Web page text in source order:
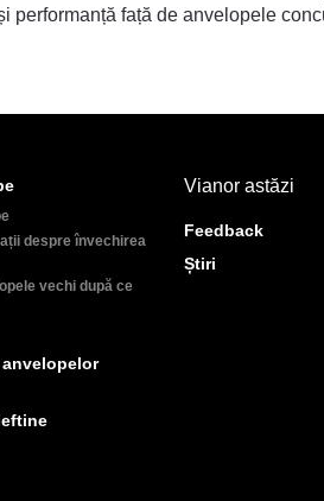
performanță față de anvelopele
despre învechirea
vechi după ce
Vianor astăzi
Feedback
Știri